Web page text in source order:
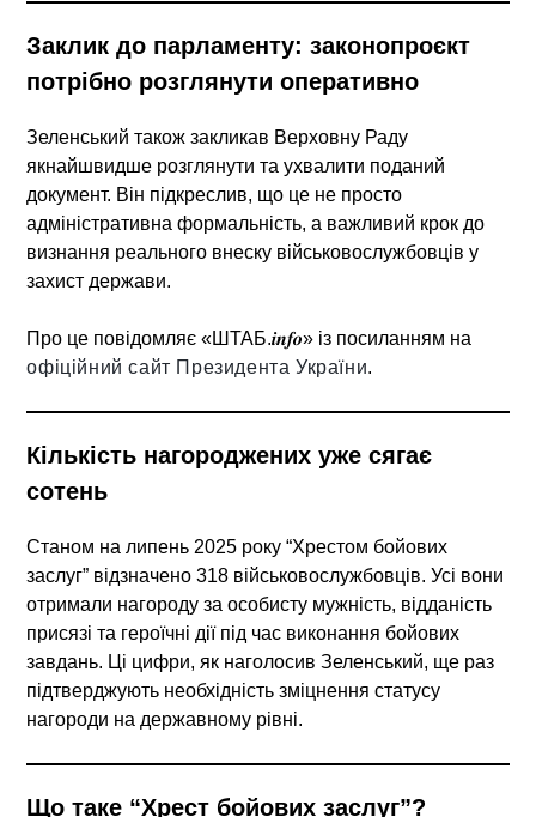
Заклик до парламенту: законопроєкт
потрібно розглянути оперативно
Зеленський також закликав Верховну Раду
якнайшвидше розглянути та ухвалити поданий
документ. Він підкреслив, що це не просто
адміністративна формальність, а важливий крок до
визнання реального внеску військовослужбовців у
захист держави.
Про це повідомляє «ШТАБ.𝒊𝒏𝒇𝒐» із посиланням на
офіційний сайт Президента України.
Кількість нагороджених уже сягає
сотень
Станом на липень 2025 року “Хрестом бойових
заслуг” відзначено 318 військовослужбовців. Усі вони
отримали нагороду за особисту мужність, відданість
присязі та героїчні дії під час виконання бойових
завдань. Ці цифри, як наголосив Зеленський, ще раз
підтверджують необхідність зміцнення статусу
нагороди на державному рівні.
Що таке “Хрест бойових заслуг”?